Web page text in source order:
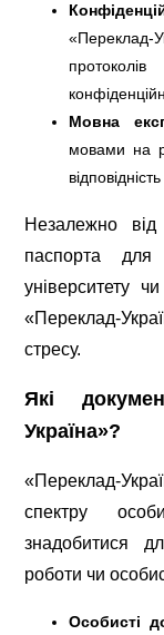
Мовна
мовами на
Незалежно
паспорта
університету
«Переклад-
стресу.
Які
Україна»?
«Переклад-
спектру
знадобитися
роботи чи
Особисті